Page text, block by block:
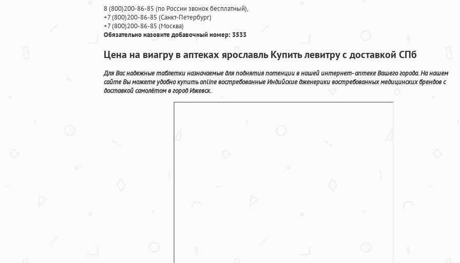
8(800)200-86-85 (по России звонок бесплатный),
+7(800)200-86-85 (Санкт-Петербург)
+7(800)200-86-85 (Москва)
Обязательно назовите добавочный номер: 3533
Цена на виагру в аптеках ярославль Купить левитру с доставкой СПб
Для Вас надежные таблетки назначаемые для поднятия потенции в нашей интернет- аптеке Вашего города. На нашем
сайте Вы можете удобно купить online востребованные Индийские дженерики востребованных медицинских брендов с
доставкой самолётом в город Ижевск.